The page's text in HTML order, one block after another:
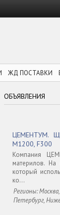
ЖД ПОСТАВКИ
ОБЪЯВЛЕНИЯ
ЦЕМЕНТУМ.
М1200, F300
Компания
материлов.
который
ко...
Регионы:
Петербург,